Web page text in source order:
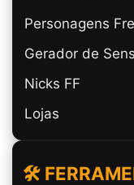
Personagens
Gerador de
Nicks FF
Lojas
🛠️